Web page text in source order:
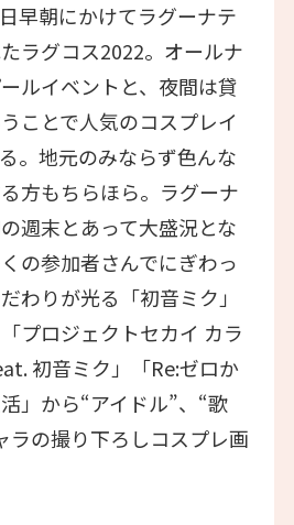
早朝にかけてラグーナテ
ラグコス2022。オールナ
ルイベントと、夜間は貸
ことで人気のコスプレイ
。地元のみならず色んな
方もちらほら。ラグーナ
週末とあって大盛況とな
の参加者さんでにぎわっ
わりが光る「初音ミク」
プロジェクトセカイ カラ
初音ミク」「Re:ゼロか
」から“アイドル”、“歌
ラの撮り下ろしコスプレ画